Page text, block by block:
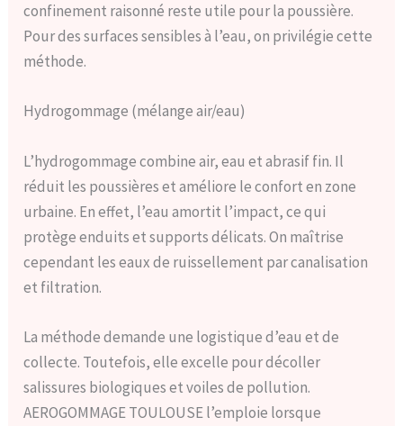
confinement raisonné reste utile pour la poussière.
Pour des surfaces sensibles à l’eau, on privilégie cette
méthode.
Hydrogommage (mélange air/eau)
L’hydrogommage combine air, eau et abrasif fin. Il
réduit les poussières et améliore le confort en zone
urbaine. En effet, l’eau amortit l’impact, ce qui
protège enduits et supports délicats. On maîtrise
cependant les eaux de ruissellement par canalisation
et filtration.
La méthode demande une logistique d’eau et de
collecte. Toutefois, elle excelle pour décoller
salissures biologiques et voiles de pollution.
AEROGOMMAGE TOULOUSE l’emploie lorsque